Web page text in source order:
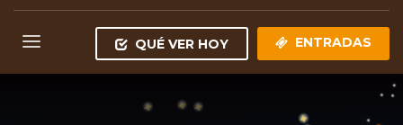
QUÉ VER HOY ENTRADAS